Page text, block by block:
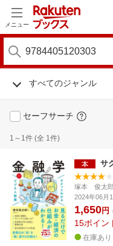
メニュー
すべてのジャンル
セーフサーチ
1～1件 (全 1件)
サ
塚本 俊太
2024年06月
1,650円
15ポイン
在庫あり